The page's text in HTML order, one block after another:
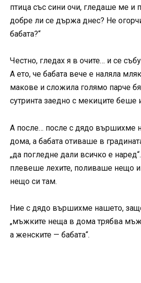
птица със сини очи, гледаше ме и
добре ли се държа днес? Не
бабата?“
Честно, гледах я в очите… и се
А ето, че бабата вече е наляла
макове и сложила голямо парче
сутринта заедно с мекиците беше
А после… после с дядо вършихме
дома, а бабата отиваше в
„да погледне дали всичко е
плевеше лехите, поливаше нещо
нещо си там.
Ние с дядо вършихме нашето,
„мъжките неща в дома трябва
а женските — бабата“.